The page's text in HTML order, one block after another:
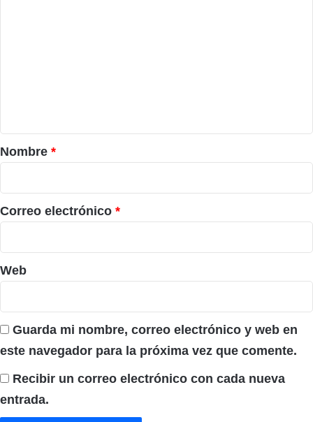
r
i
o
*
Nombre *
Correo electrónico *
Web
Guarda mi nombre, correo electrónico y web en
este navegador para la próxima vez que comente.
Recibir un correo electrónico con cada nueva
entrada.